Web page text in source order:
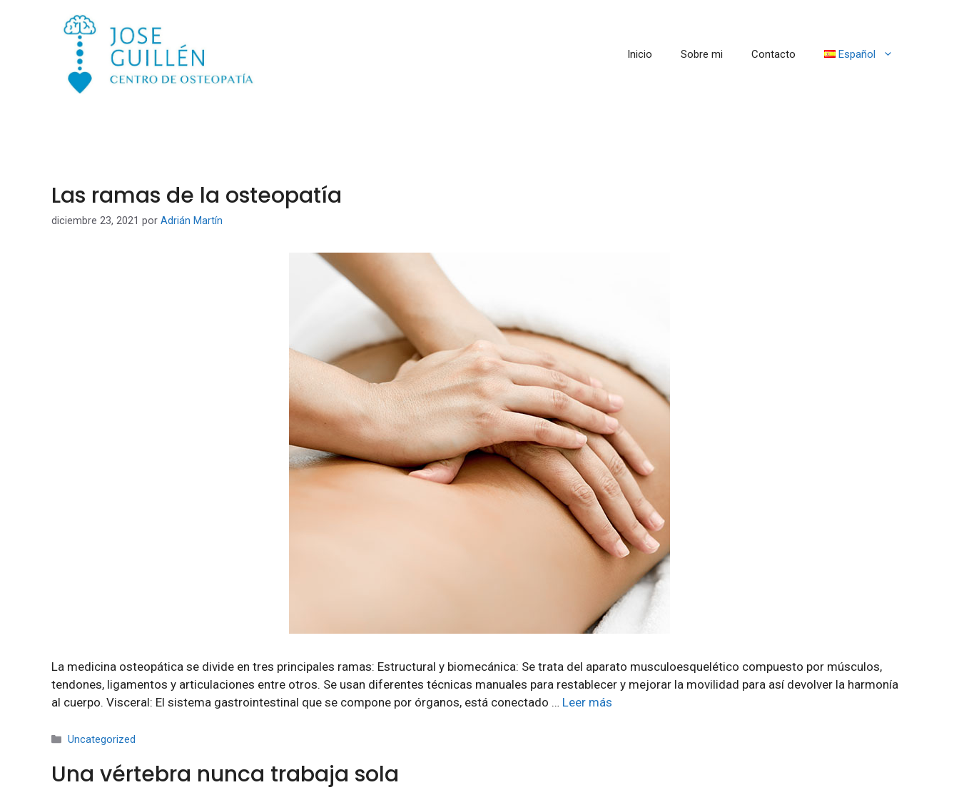
Inicio Sobre mi Contacto Español
Las ramas de la osteopatía
diciembre 23, 2021 por Adrián Martín
La medicina osteopática se divide en tres principales ramas: Estructural y biomecánica: Se trata del aparato musculoesquelético compuesto por músculos,
tendones, ligamentos y articulaciones entre otros. Se usan diferentes técnicas manuales para restablecer y mejorar la movilidad para así devolver la harmonía
al cuerpo. Visceral: El sistema gastrointestinal que se compone por órganos, está conectado … Leer más
Categorías
Uncategorized
Una vértebra nunca trabaja sola